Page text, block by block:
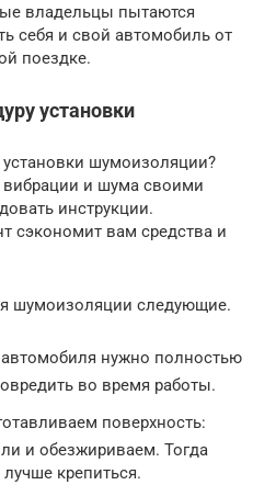
владельцы пытаются
себя и свой автомобиль от
поездке.
установки
шумоизоляции?
и шума своими
инструкции.
сэкономит вам средства и
шумоизоляции следующие.
нужно полностью
во время работы.
поверхность:
и обезжириваем. Тогда
крепиться.